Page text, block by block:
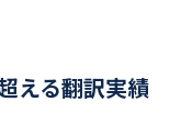
える翻訳実績